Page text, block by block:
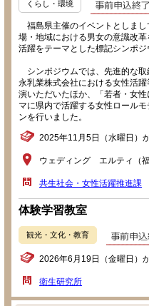
くらし・環境
福島県主催のイベントとしま
場・地域における男女の意識改
活躍をテーマとした標記シンポジ
シンポジウムでは、先進的な
永乳業株式会社における女性活
演いただいたほか、「若者・女
マに県内で活躍する女性ロール
ンを行いました。
2025年11月5日（水曜日）
ウェディング エルティ（
共生社会・女性活躍推進課
体験学習教室
観光・文化・教育
2026年6月19日（金曜日）
衛生研究所